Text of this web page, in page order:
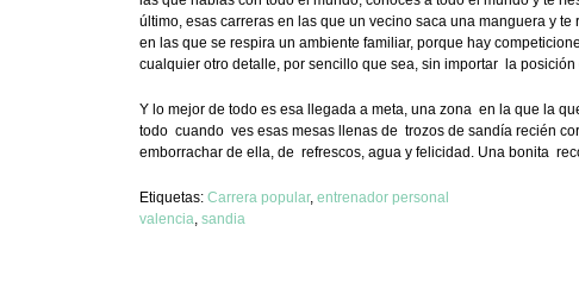
último, esas carreras en las que un vecino saca una manguera y
en las que se respira un ambiente familiar, porque hay
cualquier otro detalle, por sencillo que sea, sin importar la
Y lo mejor de todo es esa llegada a meta, una zona en la que la
todo cuando ves esas mesas llenas de trozos de sandía recién
emborrachar de ella, de refrescos, agua y felicidad. Una bonita
Etiquetas: Carrera popular, entrenador personal
valencia, sandia